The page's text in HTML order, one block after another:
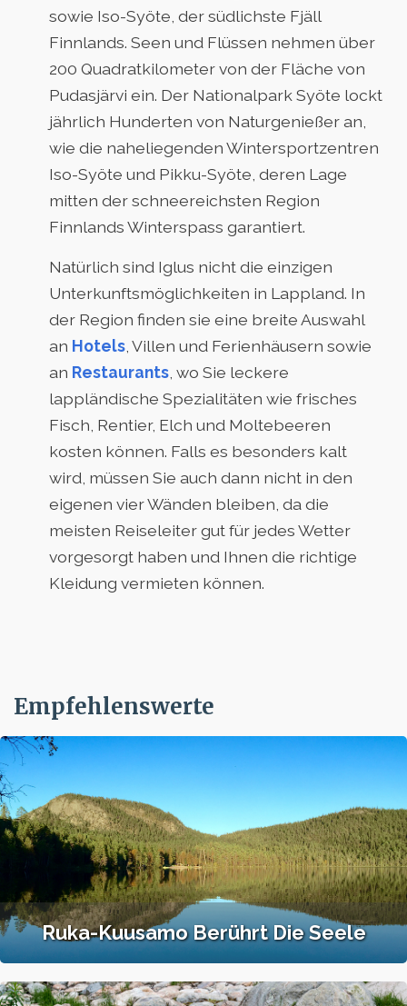
sowie Iso-Syöte, der südlichste Fjäll
Finnlands. Seen und Flüssen nehmen über
200 Quadratkilometer von der Fläche von
Pudasjärvi ein. Der Nationalpark Syöte lockt
jährlich Hunderten von Naturgenießer an,
wie die naheliegenden Wintersportzentren
Iso-Syöte und Pikku-Syöte, deren Lage
mitten der schneereichsten Region
Finnlands Winterspass garantiert.
Natürlich sind Iglus nicht die einzigen
Unterkunftsmöglichkeiten in Lappland. In
der Region finden sie eine breite Auswahl
an Hotels , Villen und Ferienhäusern sowie
an Restaurants , wo Sie leckere
lappländische Spezialitäten wie frisches
Fisch, Rentier, Elch und Moltebeeren
kosten können. Falls es besonders kalt
wird, müssen Sie auch dann nicht in den
eigenen vier Wänden bleiben, da die
meisten Reiseleiter gut für jedes Wetter
vorgesorgt haben und Ihnen die richtige
Kleidung vermieten können.
Empfehlenswerte
Ruka-Kuusamo Berührt Die Seele